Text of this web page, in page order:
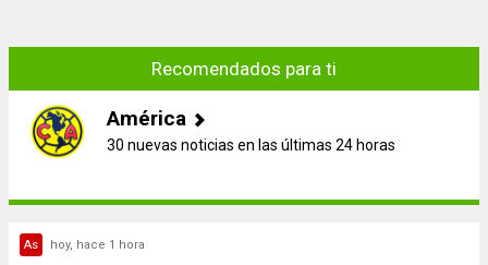
Recomendados para ti
América
30 nuevas noticias en las últimas 24 horas
As hoy, hace 1 hora